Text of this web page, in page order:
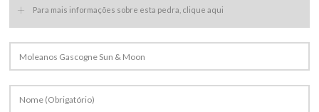
+ Para mais informações sobre esta pedra, clique aqui